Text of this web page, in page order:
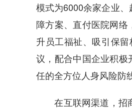
模式为6000余家企业
障方案、直付医院网
升员工福祉、吸引保
议，配合中国企业积
任的全方位人身风险防
在互联网渠道，招商